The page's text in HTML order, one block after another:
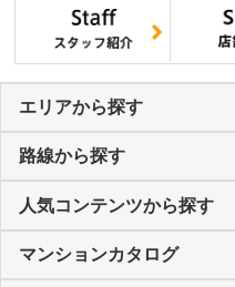
エリアから探す
路線から探す
人気コンテンツから探す
マンションカタログ